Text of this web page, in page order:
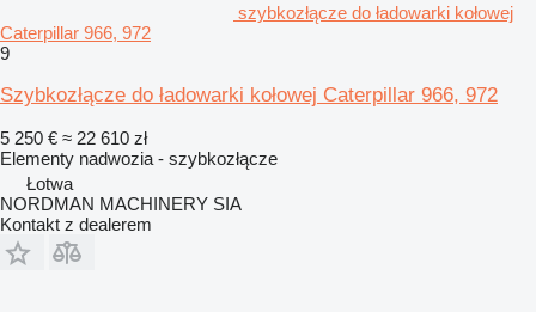
szybkozłącze do ładowarki kołowej
Caterpillar 966, 972
9
Szybkozłącze do ładowarki kołowej Caterpillar 966, 972
5 250 € ≈ 22 610 zł
Elementy nadwozia - szybkozłącze
Łotwa
NORDMAN MACHINERY SIA
Kontakt z dealerem